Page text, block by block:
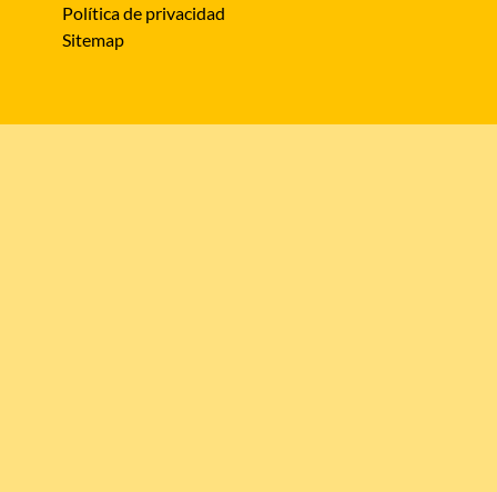
Política de privacidad
Sitemap